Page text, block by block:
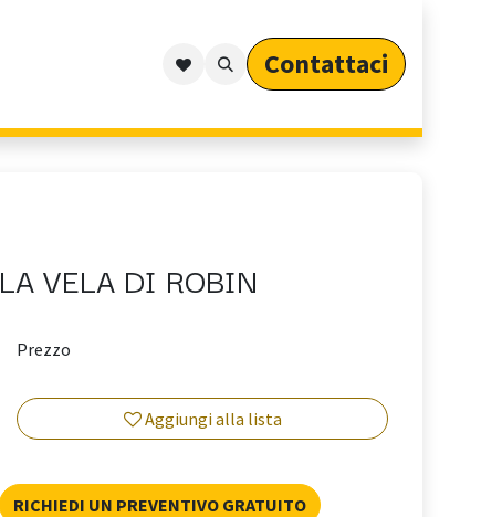
Arredo Outdoor per Privati
Contattaci​​​​​​
LA VELA DI ROBIN
Aggiungi alla lista
Prezzo
RICHIEDI UN PREVENTIVO GRATUITO